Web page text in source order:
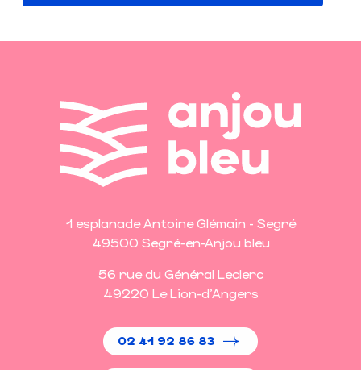
1 esplanade Antoine Glémain - Segré
49500 Segré-en-Anjou bleu
56 rue du Général Leclerc
49220 Le Lion-d'Angers
02 41 92 86 83